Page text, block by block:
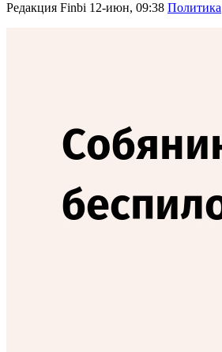
Редакция Finbi 12-июн, 09:38 Политика